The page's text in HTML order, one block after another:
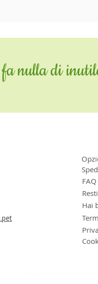
nulla di
FAQ
Hai